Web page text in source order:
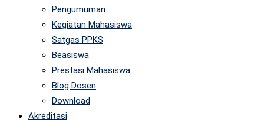
Pengumuman
Kegiatan Mahasiswa
Satgas PPKS
Beasiswa
Prestasi Mahasiswa
Blog Dosen
Download
Akreditasi